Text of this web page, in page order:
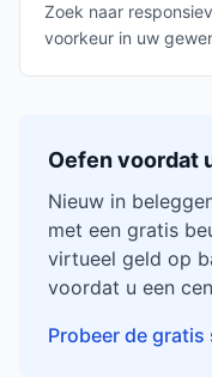
Zoek naar
voorkeur in uw
Oefen voordat
Nieuw in
met een gratis
virtueel geld op
voordat u een
Probeer de